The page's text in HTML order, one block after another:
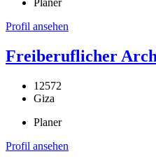
Profil ansehen
Freiberuflicher
12572
Giza
Planer
Profil ansehen